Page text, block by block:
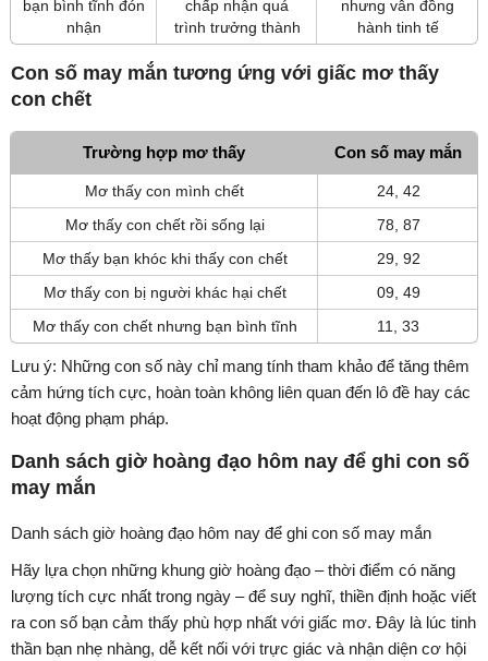
bạn bình tĩnh đón
nhận
chấp nhận quá
trình trưởng thành
nhưng vẫn đồng
hành tinh tế
Con số may mắn tương ứng với giấc mơ thấy
con chết
Trường hợp mơ thấy Con số may mắn
Mơ thấy con mình chết
24, 42
Mơ thấy con chết rồi sống lại
78, 87
Mơ thấy bạn khóc khi thấy con chết
29, 92
Mơ thấy con bị người khác hại chết
09, 49
Mơ thấy con chết nhưng bạn bình tĩnh
11, 33
Lưu ý: Những con số này chỉ mang tính tham khảo để tăng thêm
cảm hứng tích cực, hoàn toàn không liên quan đến lô đề hay các
hoạt động phạm pháp.
Danh sách giờ hoàng đạo hôm nay để ghi con số
may mắn
Danh sách giờ hoàng đạo hôm nay để ghi con số may mắn
Hãy lựa chọn những khung giờ hoàng đạo – thời điểm có năng
lượng tích cực nhất trong ngày – để suy nghĩ, thiền định hoặc viết
ra con số bạn cảm thấy phù hợp nhất với giấc mơ. Đây là lúc tinh
thần bạn nhẹ nhàng, dễ kết nối với trực giác và nhận diện cơ hội